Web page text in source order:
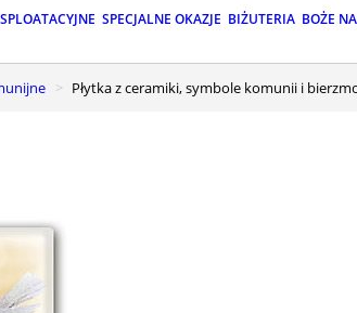
SPECJALNE OKAZJE BIŻUTERIA BOŻE
Płytka z ceramiki, symbole komunii i